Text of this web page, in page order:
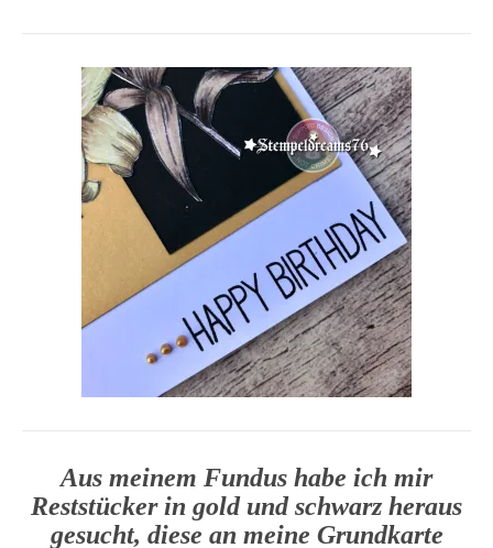
Aus meinem Fundus habe ich mir
Reststücker in gold und schwarz heraus
gesucht, diese an meine Grundkarte